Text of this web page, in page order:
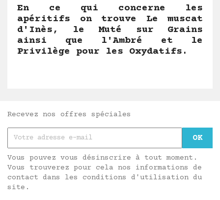
En ce qui concerne les
apéritifs on trouve Le muscat
d'Inès, le Muté sur Grains
ainsi que l'Ambré et le
Privilège pour les Oxydatifs.
Recevez nos offres spéciales
Vous pouvez vous désinscrire à tout moment.
Vous trouverez pour cela nos informations de
contact dans les conditions d'utilisation du
site.